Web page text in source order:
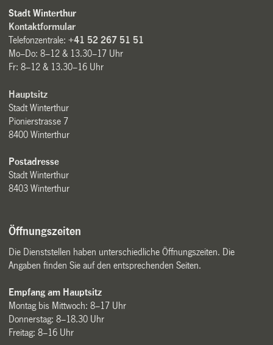
Stadt Winterthur
Kontaktformular
Telefonzentrale:+41 52 267 51 51
Mo–Do: 8–12 & 13.30–17 Uhr
Fr: 8–12 & 13.30–16 Uhr
Hauptsitz
Stadt Winterthur
Pionierstrasse 7
8400 Winterthur
Postadresse
Stadt Winterthur
8403 Winterthur
Öffnungszeiten
Die Dienststellen haben unterschiedliche Öffnungszeiten. Die
Angaben finden Sie auf den entsprechenden Seiten.
Empfang am Hauptsitz
Montag bis Mittwoch: 8–17 Uhr
Donnerstag: 8–18.30 Uhr
Freitag: 8–16 Uhr